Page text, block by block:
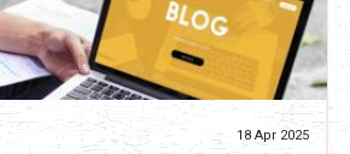
18 Apr 2025